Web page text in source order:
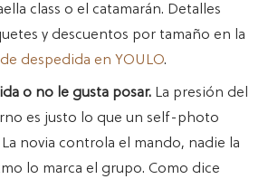
class o el catamarán. Detalles
y descuentos por tamaño en la
despedida en YOULO.
o no le gusta posar. La presión del
es justo lo que un self-photo
novia controla el mando, nadie la
lo marca el grupo. Como dice